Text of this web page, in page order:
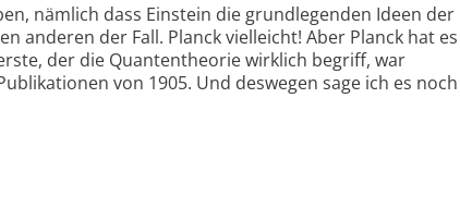
nämlich dass Einstein die grundlegenden Ideen der
anderen der Fall. Planck vielleicht! Aber Planck hat es
der die Quantentheorie wirklich begriff, war
von 1905. Und deswegen sage ich es noch